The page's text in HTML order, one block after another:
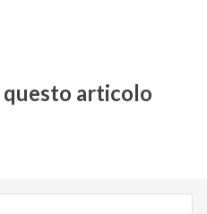
articolo